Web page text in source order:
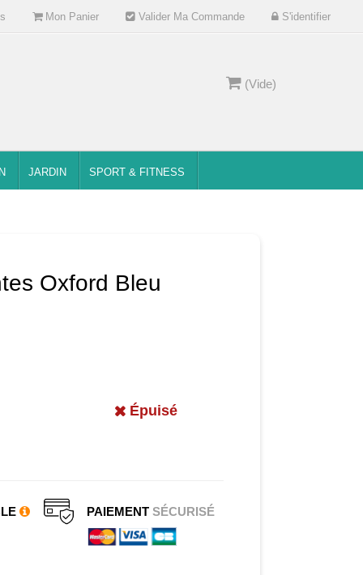
Mon Panier Valider Ma Commande S'identifier
(Vide)
JARDIN SPORT & FITNESS
Oxford Bleu
Épuisé
PAIEMENTSÉCURISÉ